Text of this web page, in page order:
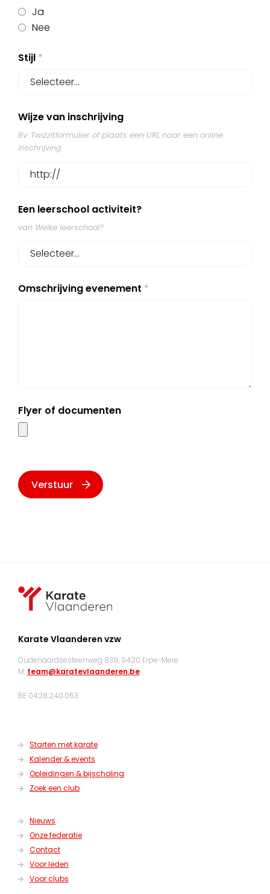
Ja
Nee
Stijl *
Wijze van inschrijving
Bv: Twizzitformulier of plaats een URL naar een online
inschrijving
Een leerschool activiteit?
van Welke leerschool?
Omschrijving evenement *
Flyer of documenten
Verstuur
Karate Vlaanderen vzw
Oudenaardsesteenweg 839, 9420 Erpe-Mere
M: team@karatevlaanderen.be
BE 0428.240.053
Starten met karate
Kalender & events
Opleidingen & bijscholing
Zoek een club
Nieuws
Onze federatie
Contact
Voor leden
Voor clubs